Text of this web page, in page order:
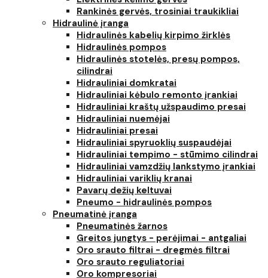
Rankinės gervės, trosiniai traukikliai
Hidraulinė įranga
Hidraulinės kabelių kirpimo žirklės
Hidraulinės pompos
Hidraulinės stotelės, presų pompos,
cilindrai
Hidrauliniai domkratai
Hidrauliniai kėbulo remonto įrankiai
Hidrauliniai kraštų užspaudimo presai
Hidrauliniai nuemėjai
Hidrauliniai presai
Hidrauliniai spyruoklių suspaudėjai
Hidrauliniai tempimo - stūmimo cilindrai
Hidrauliniai vamzdžių lankstymo įrankiai
Hidrauliniai variklių kranai
Pavarų dežių keltuvai
Pneumo - hidraulinės pompos
Pneumatinė įranga
Pneumatinės žarnos
Greitos jungtys - perėjimai - antgaliai
Oro srauto filtrai - dregmės filtrai
Oro srauto reguliatoriai
Oro kompresoriai